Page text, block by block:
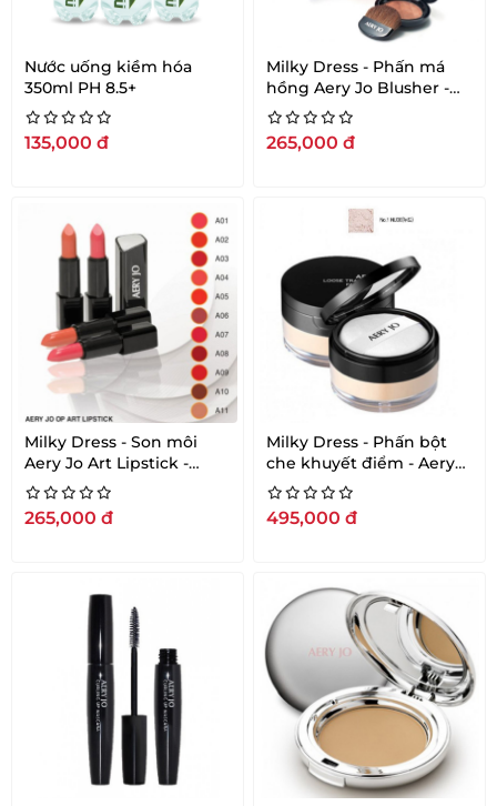
Nước uống kiềm hóa
350ml PH 8.5+
135,000 đ
Milky Dress - Phấn má
hồng Aery Jo Blusher -
Pink - No04 - hồng đậm
265,000 đ
Milky Dress - Son môi
Aery Jo Art Lipstick -
Cherry Red- No 8
265,000 đ
Milky Dress - Phấn bột
che khuyết điểm - Aery
Jo Loose Translucent
Face Powder #No01 tông
sáng
495,000 đ